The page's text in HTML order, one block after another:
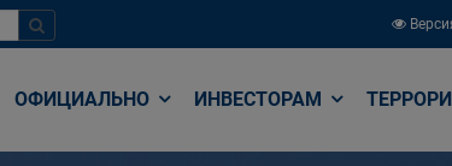
ОФИЦИАЛЬНО ИНВЕСТОРАМ